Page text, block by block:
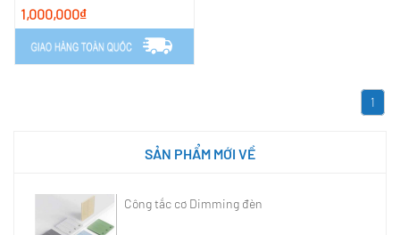
1,000,000₫
1
SẢN PHẨM MỚI VỀ
Công tắc cơ Dimming đèn